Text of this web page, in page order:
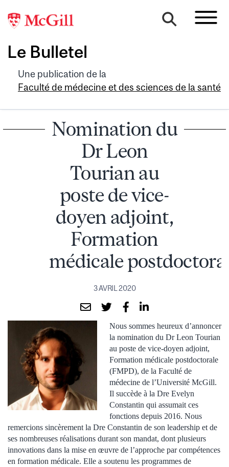
Le Bulletel
Une publication de la
Faculté de médecine et des sciences de la santé
Nomination du
Dr Leon
Tourian au
poste de vice-
doyen adjoint,
Formation
médicale
3 AVRIL 2020
Nous sommes heureux d’annoncer
la nomination du Dr Leon Tourian
au poste de vice-doyen adjoint,
Formation médicale postdoctorale
(FMPD), de la Faculté de
médecine de l’Université McGill.
Il succède à la Dre Evelyn
Constantin qui assumait ces
fonctions depuis 2016. Nous
remercions sincèrement la Dre Constantin de son leadership et de
ses nombreuses réalisations durant son mandat, dont plusieurs
innovations dans la mise en œuvre de l’approche par compétences
en formation médicale. Elle a soutenu les programmes de